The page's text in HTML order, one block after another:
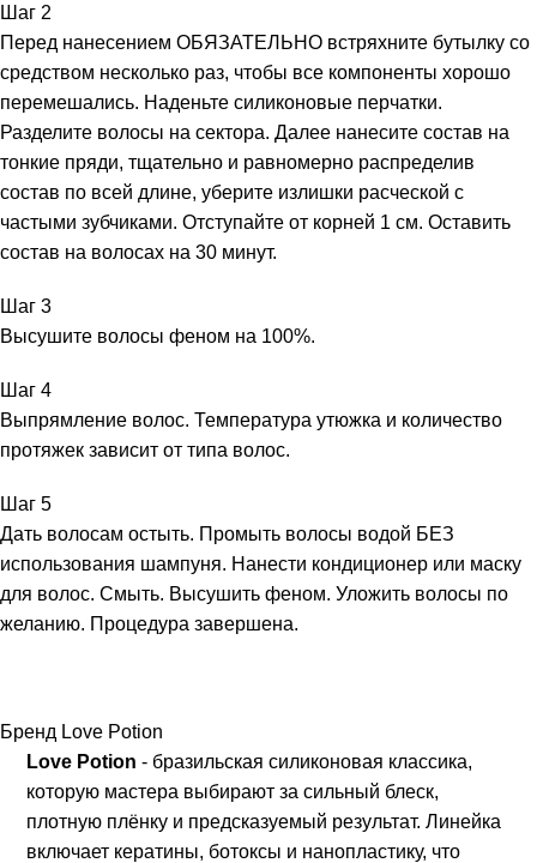
Шаг 2
Перед нанесением ОБЯЗАТЕЛЬНО встряхните бутылку со
средством несколько раз, чтобы все компоненты хорошо
перемешались. Наденьте силиконовые перчатки.
Разделите волосы на сектора. Далее нанесите состав на
тонкие пряди, тщательно и равномерно распределив
состав по всей длине, уберите излишки расческой с
частыми зубчиками. Отступайте от корней 1 см. Оставить
состав на волосах на 30 минут.
Шаг 3
Высушите волосы феном на 100%.
Шаг 4
Выпрямление волос. Температура утюжка и количество
протяжек зависит от типа волос.
Шаг 5
Дать волосам остыть. Промыть волосы водой БЕЗ
использования шампуня. Нанести кондиционер или маску
для волос. Смыть. Высушить феном. Уложить волосы по
желанию. Процедура завершена.
Бренд Love Potion
Love Potion - бразильская силиконовая классика,
которую мастера выбирают за сильный блеск,
плотную плёнку и предсказуемый результат. Линейка
включает кератины, ботоксы и нанопластику, что